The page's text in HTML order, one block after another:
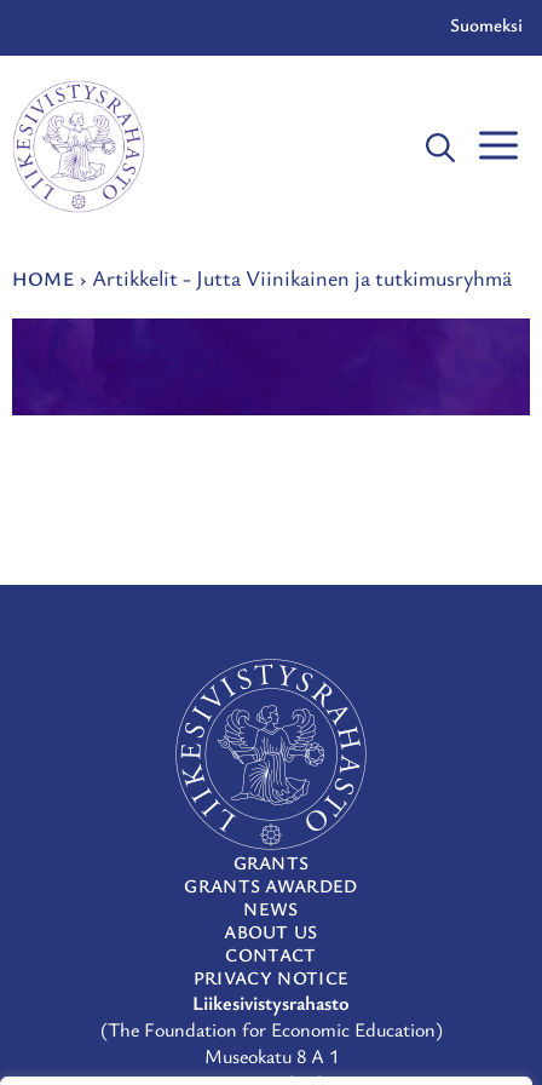
content
Suomeksi
HOME › Artikkelit - Jutta Viinikainen ja tutkimusryhmä
GRANTS
GRANTS AWARDED
NEWS
ABOUT US
CONTACT
PRIVACY NOTICE
Liikesivistysrahasto
(The Foundation for Economic Education)
Museokatu 8 A 1